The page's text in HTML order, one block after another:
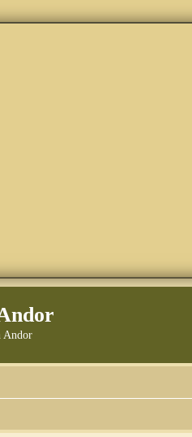
Andor